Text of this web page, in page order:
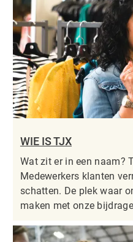
WIE IS TJX
Wat zit er in een naam?
Medewerkers klanten
schatten. De plek waar
maken met onze